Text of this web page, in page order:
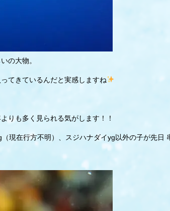
の大物。
てきているんだと実感しますね
りも多く見られる気がします！！
現在行方不明）、スジハナダイyg以外の子が先日